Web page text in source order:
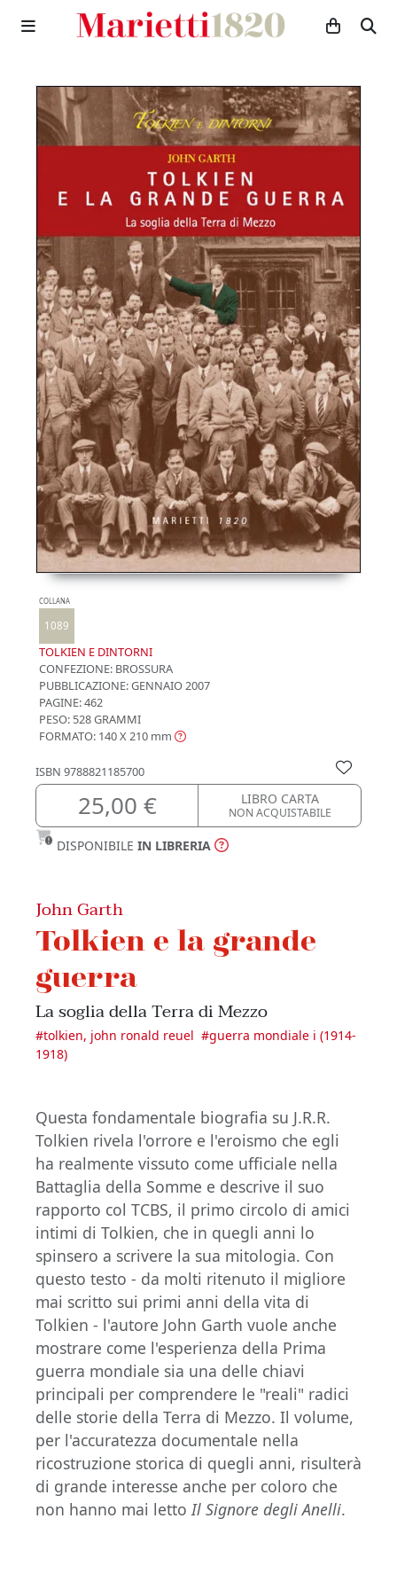
COLLANA
1089
TOLKIEN E DINTORNI
CONFEZIONE: BROSSURA
PUBBLICAZIONE:GENNAIO 2007
PAGINE: 462
PESO: 528 GRAMMI
FORMATO: 140 X 210 mm
ISBN 9788821185700
25,00 € LIBRO CARTA
NON ACQUISTABILE
DISPONIBILE IN LIBRERIA
John Garth
Tolkien e la grande
guerra
La soglia della Terra di Mezzo
#tolkien, john ronald reuel #guerra mondiale i (1914-
1918)
Questa fondamentale biografia su J.R.R.
Tolkien rivela l'orrore e l'eroismo che egli
ha realmente vissuto come ufficiale nella
Battaglia della Somme e descrive il suo
rapporto col TCBS, il primo circolo di amici
intimi di Tolkien, che in quegli anni lo
spinsero a scrivere la sua mitologia. Con
questo testo - da molti ritenuto il migliore
mai scritto sui primi anni della vita di
Tolkien - l'autore John Garth vuole anche
mostrare come l'esperienza della Prima
guerra mondiale sia una delle chiavi
principali per comprendere le "reali" radici
delle storie della Terra di Mezzo. Il volume,
per l'accuratezza documentale nella
ricostruzione storica di quegli anni, risulterà
di grande interesse anche per coloro che
non hanno mai lettoIl Signore degli Anelli.